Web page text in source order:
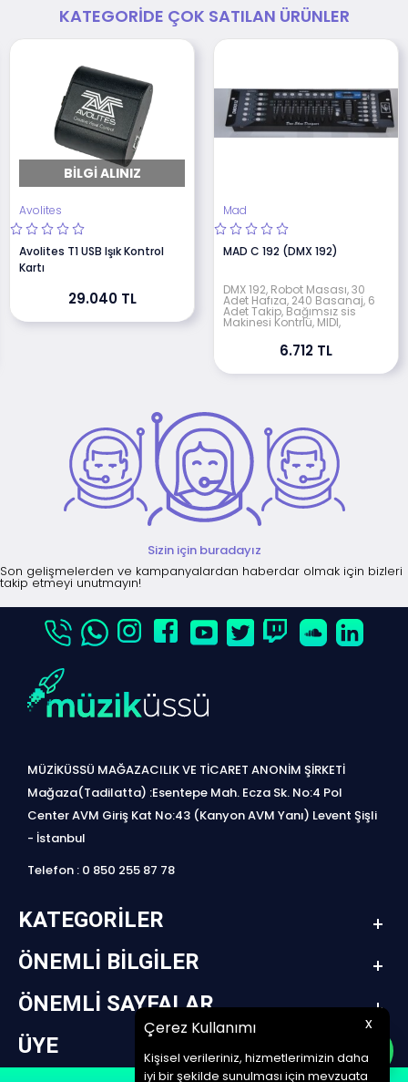
Çerez Kullanımı x
Kişisel verileriniz, hizmetlerimizin daha
iyi bir şekilde sunulması için mevzuata
KATEGORIDE ÇOK SATILAN ÜRÜNLER
BILGI ALINIZ
Avolites
Avolites T1 USB Işık Kontrol
Kartı
29.040 TL
Mad
MAD C 192 (DMX 192)
DMX 192, Robot Masası, 30
Adet Hafıza, 240 Basanaj, 6
Adet Takip, Bağımsız sis
Makinesi Kontrlü, MIDI,
6.712 TL
Sizin için buradayız
Son gelişmelerden ve kampanyalardan haberdar olmak için bizleri
takip etmeyi unutmayın!
MÜZİKÜSSÜ MAĞAZACILIK VE TİCARET ANONİM ŞİRKETİ
Mağaza(Tadilatta) :Esentepe Mah. Ecza Sk. No:4 Pol
Center AVM Giriş Kat No:43 (Kanyon AVM Yanı) Levent Şişli
- İstanbul
Telefon : 0 850 255 87 78
KATEGORILER
ÖNEMLI BILGILER
ÖNEMLI SAYFALAR
ÜYE